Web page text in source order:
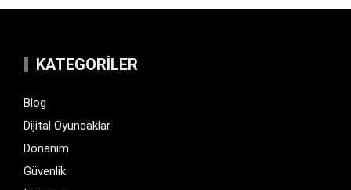
KATEGORILER
Blog
Dijital Oyuncaklar
Donanim
Güvenlik